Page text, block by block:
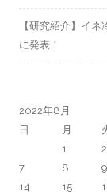
【研究紹介】イ
に発表！
2022年8月
日
月
1 2
7
8 9
14
15